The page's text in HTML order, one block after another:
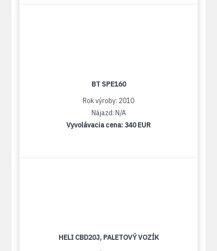
BT SPE160
Rok výroby: 2010
Nájazd: N/A
Vyvolávacia cena: 340 EUR
HELI CBD20J, PALETOVÝ VOZÍK